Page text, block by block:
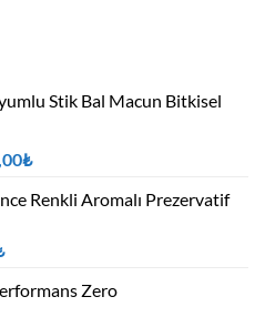
Stik Bal Macun Bitkisel
₺Şu
fiyat:
Renkli Aromalı Prezervatif
Şu
fiyat:
Zero